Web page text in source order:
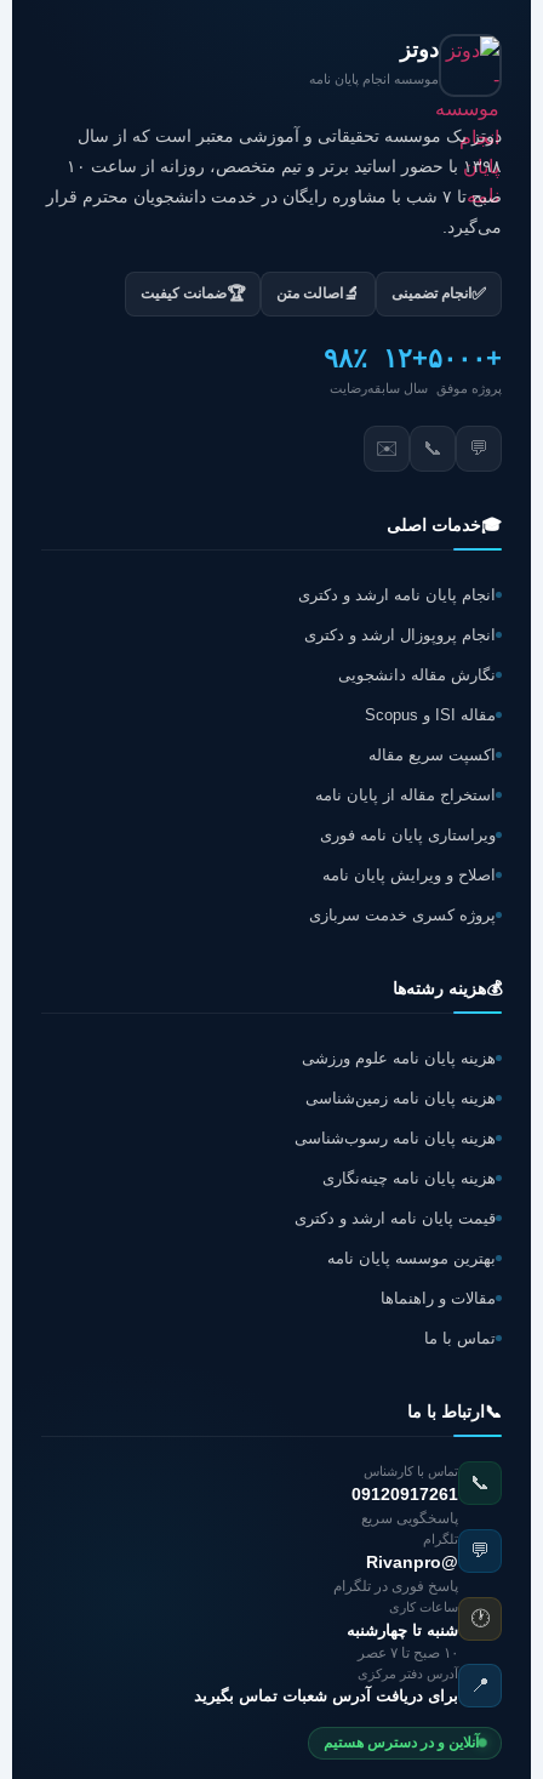
دوتز
موسسه انجام پایان نامه
دوتز یک موسسه تحقیقاتی و آموزشی معتبر است که از سال
۱۳۹۸ با حضور اساتید برتر و تیم متخصص، روزانه از ساعت ۱۰
صبح تا ۷ شب با مشاوره رایگان در خدمت دانشجویان محترم قرار
می‌گیرد.
✅ انجام تضمینی 🔬 اصالت متن 🏆ضمانت کیفیت
+۵۰۰۰
پروژه موفق
+۱۲
سال سابقه
۹۸٪
رضایت
💬
📞
✉️
🎓خدمات اصلی
انجام پایان نامه ارشد و دکتری
انجام پروپوزال ارشد و دکتری
نگارش مقاله دانشجویی
مقاله ISI و Scopus
اکسپت سریع مقاله
استخراج مقاله از پایان نامه
ویراستاری پایان نامه فوری
اصلاح و ویرایش پایان نامه
پروژه کسری خدمت سربازی
💰هزینه رشته‌ها
هزینه پایان نامه علوم ورزشی
هزینه پایان نامه زمین‌شناسی
هزینه پایان نامه رسوب‌شناسی
هزینه پایان نامه چینه‌نگاری
قیمت پایان نامه ارشد و دکتری
بهترین موسسه پایان نامه
مقالات و راهنماها
تماس با ما
📞 ارتباط با ما
📞
تماس با کارشناس
09120917261
پاسخگویی سریع
💬
تلگرام
@Rivanpro
پاسخ فوری در تلگرام
🕐
ساعات کاری
شنبه تا چهارشنبه
۱۰ صبح تا ۷ عصر
📍
آدرس دفتر مرکزی
برای دریافت آدرس شعبات تماس بگیرید
آنلاین و در دسترس هستیم